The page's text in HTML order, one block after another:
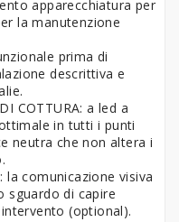
apparecchiatura per
la manutenzione
prima di
descrittiva e
COTTURA: a led a
in tutti i punti
neutra che non altera i
la comunicazione visiva
sguardo di capire
(optional).